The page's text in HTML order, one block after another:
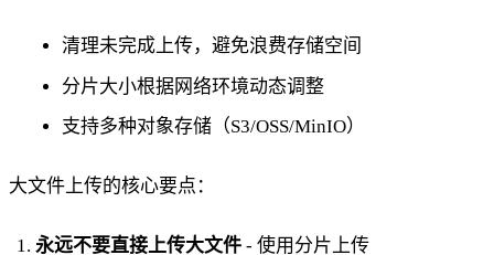
清理未完成上传，避免浪费存储空间
分片大小根据网络环境动态调整
支持多种对象存储（S3/OSS/MinIO）
大文件上传的核心要点：
永远不要直接上传大文件 - 使用分片上传